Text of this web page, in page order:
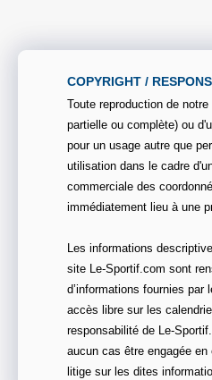
COPYRIGHT /
Toute reproduction de
partielle ou complète) ou
pour un usage autre que
utilisation dans le cadre
commerciale des
immédiatement lieu à une
Les informations
site Le-Sportif.com sont
d’informations fournies par
accès libre sur les
responsabilité de Le-
aucun cas être engagée
litige sur les dites